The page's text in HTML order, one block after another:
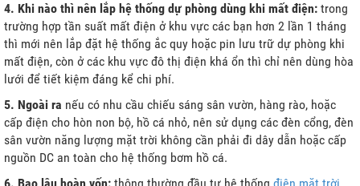
4. Khi nào thì nên lắp hệ thống dự phòng dùng khi mất điện: trong
trường hợp tần suất mất điện ở khu vực các bạn hơn 2 lần 1 tháng
thì mới nên lắp đặt hệ thống ắc quy hoặc pin lưu trữ dự phòng khi
mất điện, còn ở các khu vực đô thị điện khá ổn thì chỉ nên dùng hòa
lưới để tiết kiệm đáng kể chi phí.
5. Ngoài ra nếu có nhu cầu chiếu sáng sân vườn, hàng rào, hoặc
cấp điện cho hòn non bộ, hồ cá nhỏ, nên sử dụng các đèn cổng, đèn
sân vườn năng lượng mặt trời không cần phải đi dây dẫn hoặc cấp
nguồn DC an toàn cho hệ thống bơm hồ cá.